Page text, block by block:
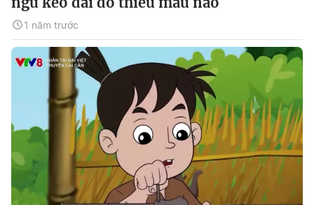
1 năm trước